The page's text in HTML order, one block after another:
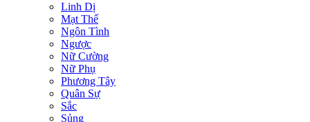
Linh Dị
Mạt Thế
Ngôn Tình
Ngược
Nữ Cường
Nữ Phụ
Phương Tây
Quân Sự
Sắc
Sủng